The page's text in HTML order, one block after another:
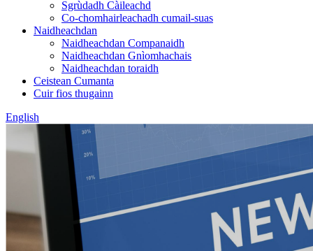
Sgrùdadh Càileachd
Co-chomhairleachadh cumail-suas
Naidheachdan
Naidheachdan Companaidh
Naidheachdan Gnìomhachais
Naidheachdan toraidh
Ceistean Cumanta
Cuir fios thugainn
English